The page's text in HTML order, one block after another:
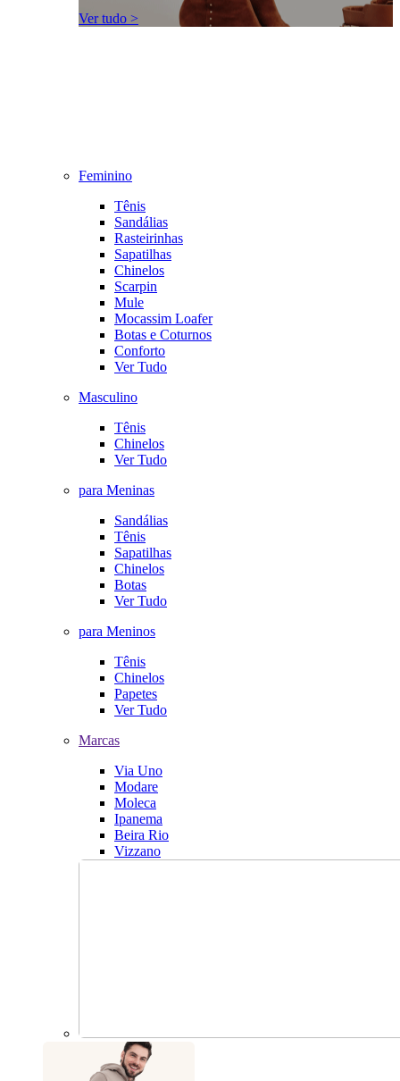
Ver tudo >
Feminino
Tênis
Sandálias
Rasteirinhas
Sapatilhas
Chinelos
Scarpin
Mule
Mocassim Loafer
Botas e Coturnos
Conforto
Ver Tudo
Masculino
Tênis
Chinelos
Ver Tudo
para Meninas
Sandálias
Tênis
Sapatilhas
Chinelos
Botas
Ver Tudo
para Meninos
Tênis
Chinelos
Papetes
Ver Tudo
Marcas
Via Uno
Modare
Moleca
Ipanema
Beira Rio
Vizzano